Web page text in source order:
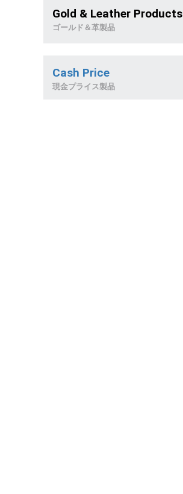
リング
ブレスレット
ブランドジュエリー
Gold & Leather Products
ゴールド＆革製品
天然石製品
Cash Price
現金プライス製品